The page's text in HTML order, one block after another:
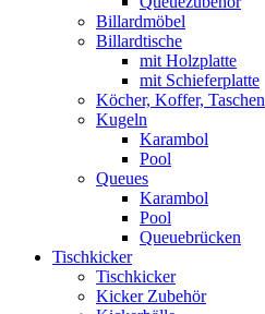
Billardmöbel
Billardtische
mit Holzplatte
mit Schieferplatte
Köcher, Koffer, Taschen
Kugeln
Karambol
Pool
Queues
Karambol
Pool
Queuebrücken
Tischkicker
Tischkicker
Kicker Zubehör